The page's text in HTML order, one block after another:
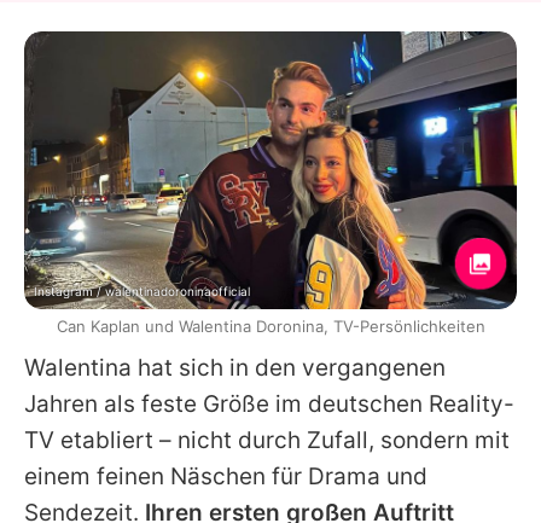
Walentina hat sich in den vergangenen
Jahren als feste Größe im deutschen Reality-
TV etabliert – nicht durch Zufall, sondern mit
einem feinen Näschen für Drama und
Sendezeit. Ihren ersten großen Auftritt
Instagram / walentinadoroninaofficial
Can Kaplan und Walentina Doronina, TV-Persönlichkeiten